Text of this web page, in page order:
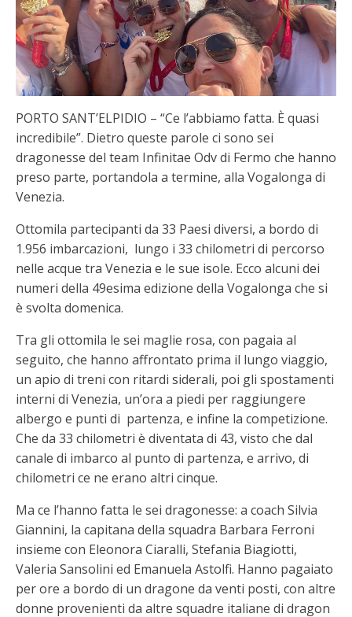
PORTO SANT’ELPIDIO – “Ce l’abbiamo fatta. È quasi
incredibile”. Dietro queste parole ci sono sei
dragonesse del team Infinitae Odv di Fermo che hanno
preso parte, portandola a termine, alla Vogalonga di
Venezia.
Ottomila partecipanti da 33 Paesi diversi, a bordo di
1.956 imbarcazioni, lungo i 33 chilometri di percorso
nelle acque tra Venezia e le sue isole. Ecco alcuni dei
numeri della 49esima edizione della Vogalonga che si
è svolta domenica.
Tra gli ottomila le sei maglie rosa, con pagaia al
seguito, che hanno affrontato prima il lungo viaggio,
un apio di treni con ritardi siderali, poi gli spostamenti
interni di Venezia, un’ora a piedi per raggiungere
albergo e punti di partenza, e infine la competizione.
Che da 33 chilometri è diventata di 43, visto che dal
canale di imbarco al punto di partenza, e arrivo, di
chilometri ce ne erano altri cinque.
Ma ce l’hanno fatta le sei dragonesse: a coach Silvia
Giannini, la capitana della squadra Barbara Ferroni
insieme con Eleonora Ciaralli, Stefania Biagiotti,
Valeria Sansolini ed Emanuela Astolfi. Hanno pagaiato
per ore a bordo di un dragone da venti posti, con altre
donne provenienti da altre squadre italiane di dragon